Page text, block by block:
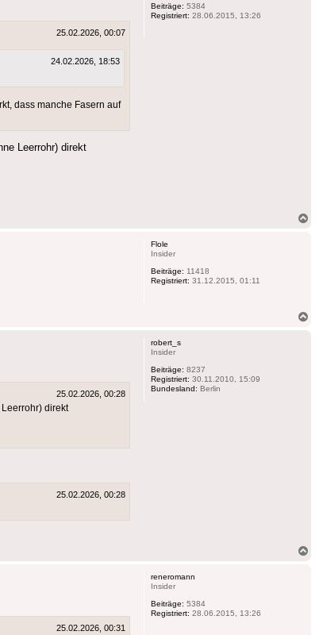
Beiträge: 5384
Registriert: 28.06.2015, 13:26
25.02.2026, 00:07
24.02.2026, 18:53
dass manche Fasern auf
Leerrohr) direkt
Flole
Insider
Beiträge: 11418
Registriert: 31.12.2015, 01:11
robert_s
Insider
Beiträge: 8237
Registriert: 30.11.2010, 15:09
Bundesland: Berlin
25.02.2026, 00:28
direkt
25.02.2026, 00:28
reneromann
Insider
Beiträge: 5384
Registriert: 28.06.2015, 13:26
25.02.2026, 00:31